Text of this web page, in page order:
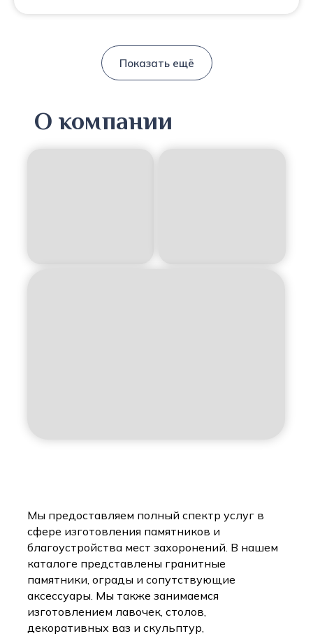
Показать ещё
Мы предоставляем полный спектр услуг в
сфере изготовления памятников и
благоустройства мест захоронений. В нашем
каталоге представлены гранитные
памятники, ограды и сопутствующие
аксессуары. Мы также занимаемся
изготовлением лавочек, столов,
декоративных ваз и скульптур,
О компании